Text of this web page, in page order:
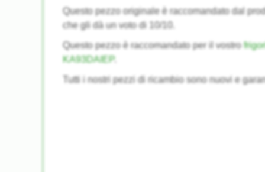
Questo pezzo originale è raccomandato dal
che gli dà un voto di 10/10.
Questo pezzo è raccomandato per il vostro
KA93DAIEP.
Tutti i nostri pezzi di ricambio sono nuovi e